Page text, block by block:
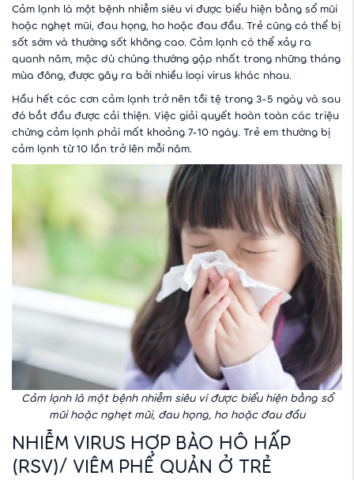
Cảm lạnh là một bệnh nhiễm siêu vi được biểu hiện bằng sổ mũi
hoặc nghẹt mũi, đau họng, ho hoặc đau đầu. Trẻ cũng có thể bị
sốt sớm và thường sốt không cao. Cảm lạnh có thể xảy ra
quanh năm, mặc dù chúng thường gặp nhất trong những tháng
mùa đông, được gây ra bởi nhiều loại virus khác nhau.
Hầu hết các cơn cảm lạnh trở nên tồi tệ trong 3-5 ngày và sau
đó bắt đầu được cải thiện. Việc giải quyết hoàn toàn các triệu
chứng cảm lạnh phải mất khoảng 7-10 ngày. Trẻ em thường bị
cảm lạnh từ 10 lần trở lên mỗi năm.
Cảm lạnh là một bệnh nhiễm siêu vi được biểu hiện bằng sổ
mũi hoặc nghẹt mũi, đau họng, ho hoặc đau đầu
‎NHIỄM VIRUS HỢP BÀO HÔ HẤP
(RSV)/ VIÊM PHẾ QUẢN Ở TRẺ